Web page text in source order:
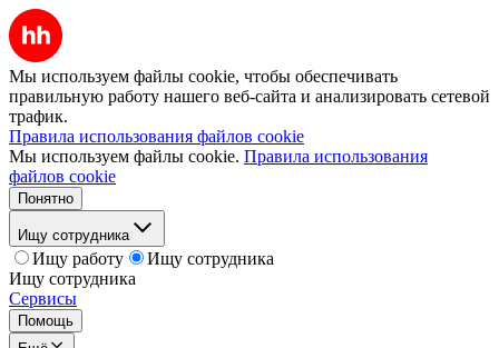
Мы используем файлы cookie, чтобы обеспечивать
правильную работу нашего веб-сайта и анализировать сетевой
трафик.
Правила использования файлов cookie
Мы используем файлы cookie. Правила использования
файлов cookie
Понятно
Ищу сотрудника
Ищу работу
Ищу сотрудника
Ищу сотрудника
Сервисы
Помощь